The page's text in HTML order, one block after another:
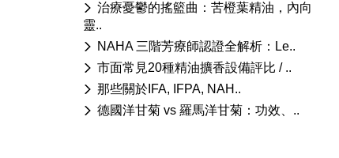
治療憂鬱的搖籃曲：苦橙葉精油，內向
靈..
NAHA 三階芳療師認證全解析：Le..
市面常見20種精油擴香設備評比 / ..
那些關於IFA, IFPA, NAH..
德國洋甘菊 vs 羅馬洋甘菊：功效、..